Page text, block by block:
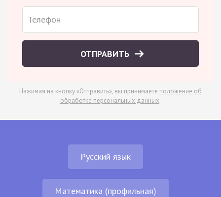
ОТПРАВИТЬ
Нажимая на кнопку «Отправить», вы принимаете положение об
обработке персональных данных.
Русский язык
Математика (профильная)